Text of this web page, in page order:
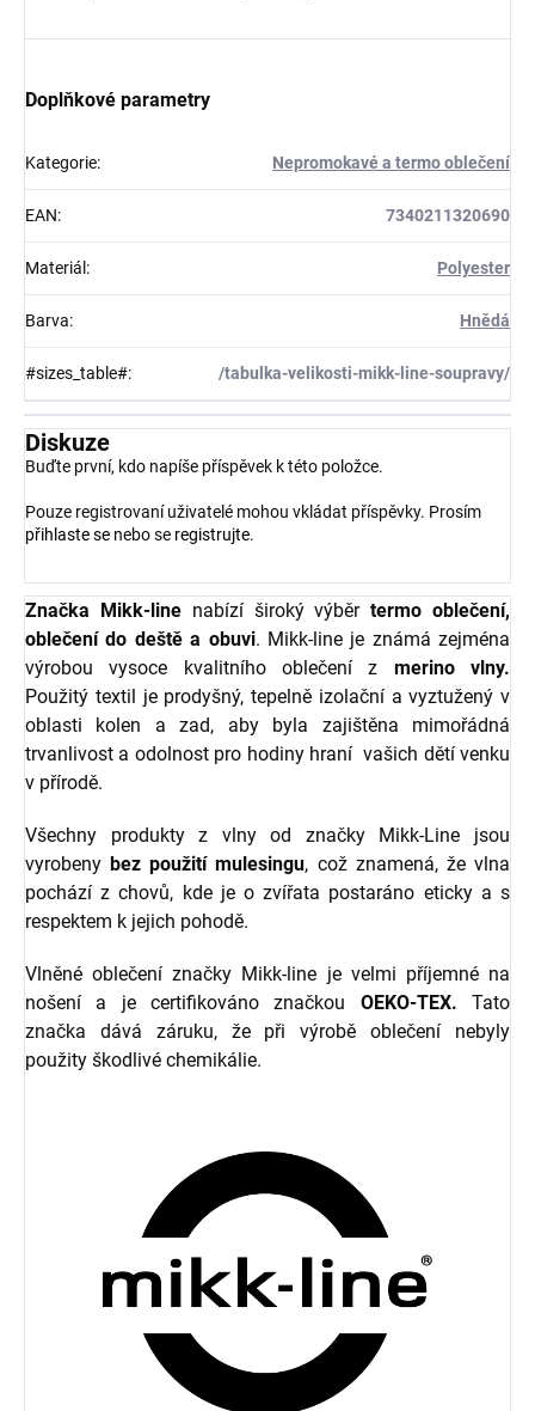
Doplňkové parametry
Kategorie: Nepromokavé a termo oblečení
EAN: 7340211320690
Materiál : Polyester
Barva: Hnědá
#sizes_table#: /tabulka-velikosti-mikk-line-soupravy/
Diskuze
Buďte první, kdo napíše příspěvek k této položce.
Pouze registrovaní uživatelé mohou vkládat příspěvky. Prosím
přihlaste se nebo se registrujte.
Značka Mikk-linenabízí široký výběrtermo oblečení,
oblečení do deště a obuvi. Mikk-line je známá zejména
výrobou vysoce kvalitního oblečení z merino vlny.
Použitý textil je prodyšný, tepelně izolační a vyztužený v
oblasti kolen a zad, aby byla zajištěna mimořádná
trvanlivost a odolnost pro hodiny hraní vašich dětí venku
v přírodě.
Všechny produkty z vlny od značky Mikk-Line jsou
vyrobenybez použití mulesingu, což znamená, že vlna
pochází z chovů, kde je o zvířata postaráno eticky a s
respektem k jejich pohodě.
Vlněné oblečení značky Mikk-line je velmi příjemné na
nošení a je certifikováno značkou OEKO-TEX. Tato
značka dává záruku, že při výrobě oblečení nebyly
použity škodlivé chemikálie.